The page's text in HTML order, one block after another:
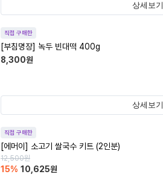
상세보기
직접 구매한
[부침명장] 녹두 빈대떡 400g
8,300원
상세보기
직접 구매한
[에머이] 소고기 쌀국수 키트 (2인분)
12,500원
15% 10,625원